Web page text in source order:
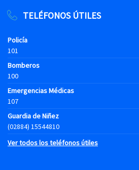
TELÉFONOS ÚTILES
Policía
101
Bomberos
100
Emergencias Médicas
107
Guardia de Niñez
(02884) 15544810
Ver todos los teléfonos útiles